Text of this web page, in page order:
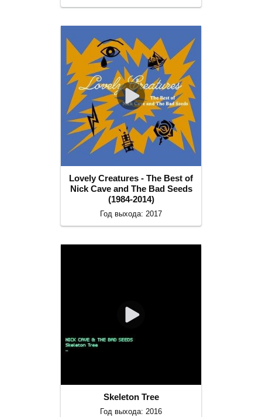
Lovely Creatures - The Best of
Nick Cave and The Bad Seeds
(1984-2014)
Год выхода: 2017
Skeleton Tree
Год выхода: 2016